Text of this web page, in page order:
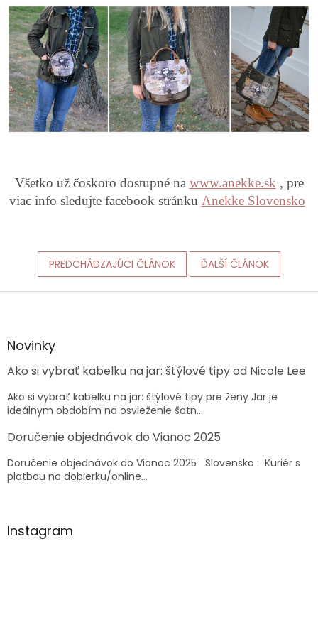
Všetko už čoskoro dostupné na www.anekke.sk , pre
viac info sledujte facebook stránku Anekke Slovensko
PREDCHÁDZAJÚCI ČLÁNOK ĎALŠÍ ČLÁNOK
Z
äNovinky
Ako si vybrať kabelku na jar: štýlové tipy od Nicole Lee
Ako si vybrať kabelku na jar: štýlové tipy pre ženy Jar je
ideálnym obdobím na osvieženie šatn...
Doručenie objednávok do Vianoc 2025
Doručenie objednávok do Vianoc 2025 Slovensko : Kuriér s
platbou na dobierku/online...
Instagram